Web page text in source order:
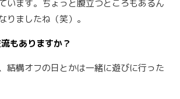
います。ちょっと腹立つところもあるん
りましたね（笑）。
もありますか？
結構オフの日とかは一緒に遊びに行った